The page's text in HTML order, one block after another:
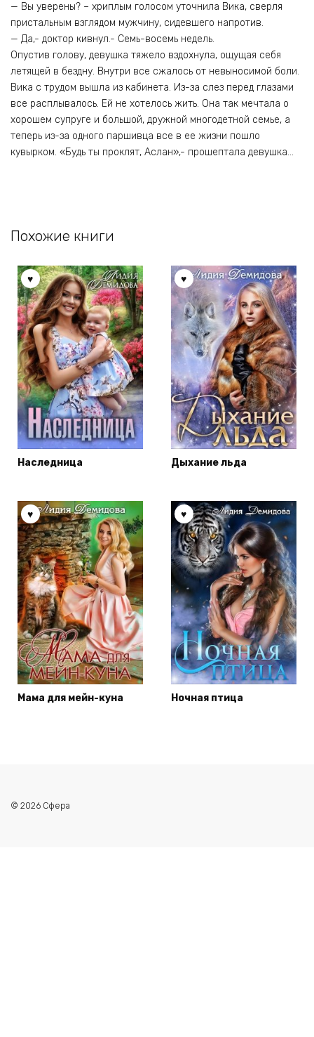
— Вы уверены? – хриплым голосом уточнила Вика, сверля
пристальным взглядом мужчину, сидевшего напротив.
— Да,- доктор кивнул.- Семь-восемь недель.
Опустив голову, девушка тяжело вздохнула, ощущая себя
летящей в бездну. Внутри все сжалось от невыносимой боли.
Вика с трудом вышла из кабинета. Из-за слез перед глазами
все расплывалось. Ей не хотелось жить. Она так мечтала о
хорошем супруге и большой, дружной многодетной семье, а
теперь из-за одного паршивца все в ее жизни пошло
кувырком. «Будь ты проклят, Аслан»,- прошептала девушка…
Похожие книги
Наследница Дыхание льда
Мама для мейн-куна Ночная птица
© 2026 Сфера